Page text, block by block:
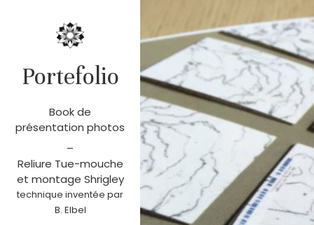
Portefolio
Book de
présentation photos
–
Reliure Tue-mouche
et montage Shrigley
technique inventée par
B. Elbel